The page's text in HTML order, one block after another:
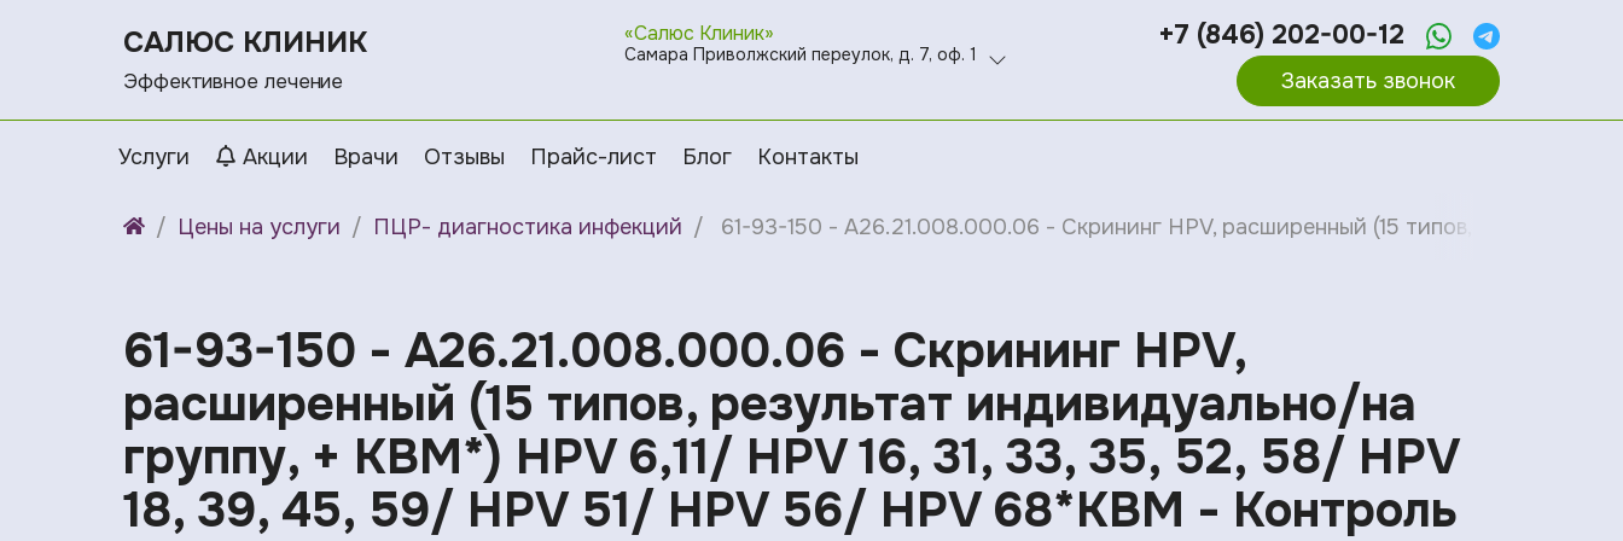
САЛЮС КЛИНИК
Эффективное лечение
«Салюс Клиник»
Самара Приволжский переулок, д. 7, оф. 1
+7 (846) 202-00-12
Заказать звонок
Услуги Акции Врачи Отзывы Прайс-лист Блог Контакты
Цены на услуги ПЦР- диагностика инфекций 61-93-150 - A26.21.008.000.06 - Скрининг HPV, расширенный (15 типов, результат
61-93-150 - A26.21.008.000.06 - Скрининг HPV,
расширенный (15 типов, результат индивидуально/на
группу, + КВМ*) HPV 6,11/ HPV 16, 31, 33, 35, 52, 58/ HPV
18, 39, 45, 59/ HPV 51/ HPV 56/ HPV 68*КВМ - Контроль